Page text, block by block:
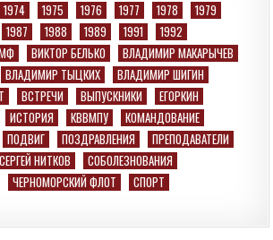
1974 1975 1976 1977 1978
1979
1987 1988 1989 1991
1992
ВИКТОР БЕЛЬКО
ВЛАДИМИР МАКАРЫЧЕВ
ВЛАДИМИР ТЫЦКИХ
ВЛАДИМИР ШИГИН
ВСТРЕЧИ ВЫПУСКНИКИ
ЕГОРКИН
ИСТОРИЯ КВВМПУ
КОМАНДОВАНИЕ
ПОДВИГ ПОЗДРАВЛЕНИЯ
ПРЕПОДАВАТЕЛИ
СЕРГЕЙ НИТКОВ
СОБОЛЕЗНОВАНИЯ
ЧЕРНОМОРСКИЙ ФЛОТ
СПОРТ